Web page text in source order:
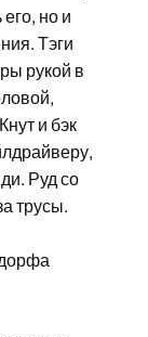
но и
Тэги
рукой в
и бэк
Руд со
трусы.